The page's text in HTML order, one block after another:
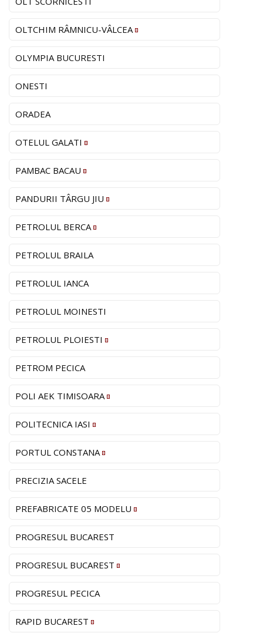
OLTCHIM RÂMNICU-VÂLCEA
OLYMPIA BUCURESTI
ONESTI
ORADEA
OTELUL GALATI
PAMBAC BACAU
PANDURII TÂRGU JIU
PETROLUL BERCA
PETROLUL BRAILA
PETROLUL IANCA
PETROLUL MOINESTI
PETROLUL PLOIESTI
PETROM PECICA
POLI AEK TIMISOARA
POLITECNICA IASI
PORTUL CONSTANA
PRECIZIA SACELE
PREFABRICATE 05 MODELU
PROGRESUL BUCAREST
PROGRESUL BUCAREST
PROGRESUL PECICA
RAPID BUCAREST